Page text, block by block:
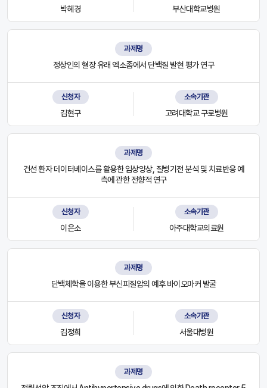
박혜경 부산대학교병원
과제명
정상인의 혈장 유래 엑소좀에서 단백질 발현 평가 연구
신청자
김현구
소속기관
고려대학교 구로병원
과제명
건선 환자 데이터베이스를 활용한 임상양상, 질병기전 분석 및 치료반응 예
측에 관한 전향적 연구
신청자
이은소
소속기관
아주대학교의료원
과제명
단백체학을 이용한 부신피질암의 예후 바이오마커 발굴
신청자
김정희
소속기관
서울대병원
과제명